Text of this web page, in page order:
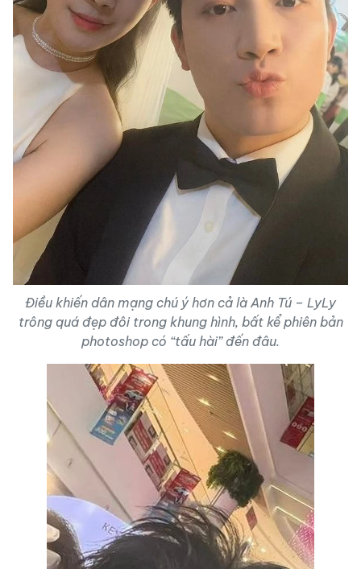
Điều khiến dân mạng chú ý hơn cả là Anh Tú – LyLy
trông quá đẹp đôi trong khung hình, bất kể phiên bản
photoshop có “tấu hài” đến đâu.